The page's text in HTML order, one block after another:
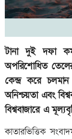
টানা দুই দফা
অপরিশোধিত
কেন্দ্র করে
অনিশ্চয়তা এবং
বিশ্ববাজারে এ
কাতারভিত্তিক